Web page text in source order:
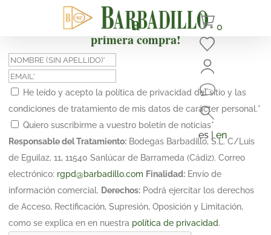
¡Suscríbete y obtén un 10% de descuento en tu
primera compra!
He leído y acepto la política de privacidad del sitio y las
condiciones de tratamiento de mis datos de carácter personal.*
Quiero suscribirme a vuestro boletín de noticias*
Responsable del Tratamiento: Bodegas Barbadillo, S.L. C/Luis
de Eguilaz, 11, 11540 Sanlúcar de Barrameda (Cádiz). Correo
electrónico: rgpd@barbadillo.com Finalidad: Envío de
información comercial. Derechos: Podrá ejercitar los derechos
de Acceso, Rectificación, Supresión, Oposición y Limitación,
como se explica en en nuestra política de privacidad.
0
es |en